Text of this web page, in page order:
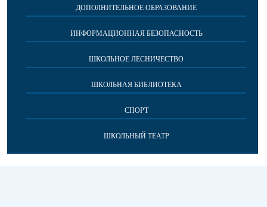
ДОПОЛНИТЕЛЬНОЕ ОБРАЗОВАНИЕ
ИНФОРМАЦИОННАЯ БЕЗОПАСНОСТЬ
ШКОЛЬНОЕ ЛЕСНИЧЕСТВО
ШКОЛЬНАЯ БИБЛИОТЕКА
СПОРТ
ШКОЛЬНЫЙ ТЕАТР